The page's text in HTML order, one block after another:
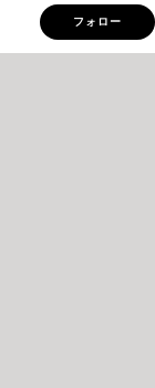
フォロー